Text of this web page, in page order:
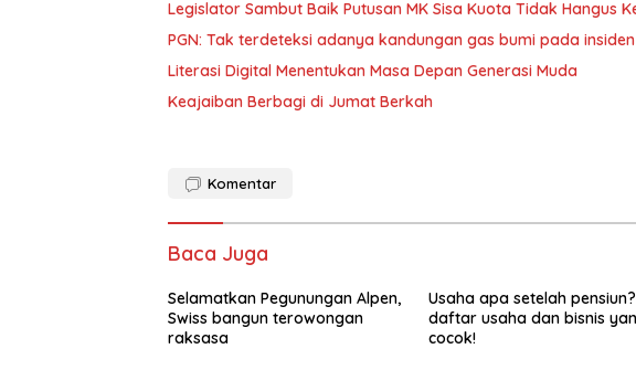
Legislator Sambut Baik Putusan MK Sisa Kuota Tidak Hangus
PGN: Tak terdeteksi adanya kandungan gas bumi pada
Literasi Digital Menentukan Masa Depan Generasi Muda
Keajaiban Berbagi di Jumat Berkah
Komentar
Baca Juga
Selamatkan Pegunungan Alpen,
Swiss bangun terowongan
raksasa
Usaha apa setelah
daftar usaha dan bisnis
cocok!